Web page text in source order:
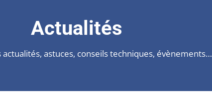
Actualités
actualités, astuces, conseils techniques, évènements…